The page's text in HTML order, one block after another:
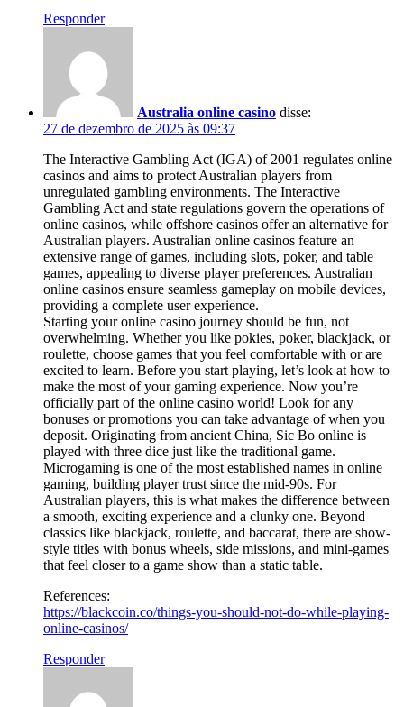
Responder
Australia online casino disse:
27 de dezembro de 2025 às 09:37
The Interactive Gambling Act (IGA) of 2001 regulates online
casinos and aims to protect Australian players from
unregulated gambling environments. The Interactive
Gambling Act and state regulations govern the operations of
online casinos, while offshore casinos offer an alternative for
Australian players. Australian online casinos feature an
extensive range of games, including slots, poker, and table
games, appealing to diverse player preferences. Australian
online casinos ensure seamless gameplay on mobile devices,
providing a complete user experience.
Starting your online casino journey should be fun, not
overwhelming. Whether you like pokies, poker, blackjack, or
roulette, choose games that you feel comfortable with or are
excited to learn. Before you start playing, let’s look at how to
make the most of your gaming experience. Now you’re
officially part of the online casino world! Look for any
bonuses or promotions you can take advantage of when you
deposit. Originating from ancient China, Sic Bo online is
played with three dice just like the traditional game.
Microgaming is one of the most established names in online
gaming, building player trust since the mid-90s. For
Australian players, this is what makes the difference between
a smooth, exciting experience and a clunky one. Beyond
classics like blackjack, roulette, and baccarat, there are show-
style titles with bonus wheels, side missions, and mini-games
that feel closer to a game show than a static table.
References:
https://blackcoin.co/things-you-should-not-do-while-playing-
online-casinos/
Responder